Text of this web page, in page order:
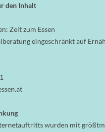
den Inhalt
Zeit zum Essen
eingeschränkt auf
wurden mit